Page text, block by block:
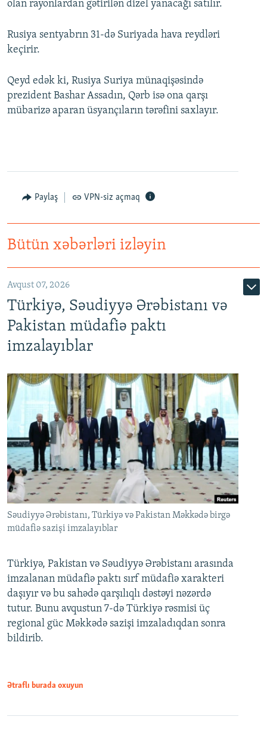
olan rayonlardan gətirilən dizel yanacağı satılır.
Rusiya sentyabrın 31-də Suriyada hava reydləri
keçirir.
Qeyd edək ki, Rusiya Suriya münaqişəsində
prezident Bashar Assadın, Qərb isə ona qarşı
mübarizə aparan üsyançıların tərəfini saxlayır.
Paylaş VPN-siz açmaq
Bütün xəbərləri izləyin
Avqust 07, 2026
Türkiyə, Səudiyyə Ərəbistanı və
Pakistan müdafiə paktı
imzalayıblar
Səudiyyə Ərəbistanı, Türkiyə və Pakistan Məkkədə birgə
müdafiə sazişi imzalayıblar
Türkiyə, Pakistan və Səudiyyə Ərəbistanı arasında
imzalanan müdafiə paktı sırf müdafiə xarakteri
daşıyır və bu sahədə qarşılıqlı dəstəyi nəzərdə
tutur. Bunu avqustun 7-də Türkiyə rəsmisi üç
regional güc Məkkədə sazişi imzaladıqdan sonra
bildirib.
Ətraflı burada oxuyun